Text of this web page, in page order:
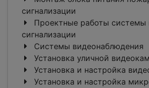
сигнализации
Проектные работы системы
сигнализации
Системы видеонаблюдения
Установка уличной
Установка и настройка
Установка и настройка